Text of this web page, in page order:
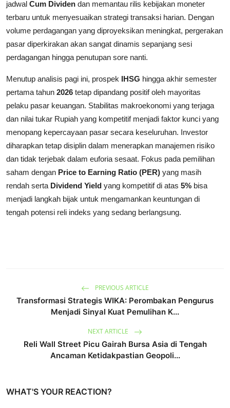
jadwal Cum Dividen dan memantau rilis kebijakan moneter
terbaru untuk menyesuaikan strategi transaksi harian. Dengan
volume perdagangan yang diproyeksikan meningkat, pergerakan
pasar diperkirakan akan sangat dinamis sepanjang sesi
perdagangan hingga penutupan sore nanti.
Menutup analisis pagi ini, prospek IHSG hingga akhir semester
pertama tahun 2026 tetap dipandang positif oleh mayoritas
pelaku pasar keuangan. Stabilitas makroekonomi yang terjaga
dan nilai tukar Rupiah yang kompetitif menjadi faktor kunci yang
menopang kepercayaan pasar secara keseluruhan. Investor
diharapkan tetap disiplin dalam menerapkan manajemen risiko
dan tidak terjebak dalam euforia sesaat. Fokus pada pemilihan
saham dengan Price to Earning Ratio (PER) yang masih
rendah serta Dividend Yield yang kompetitif di atas 5% bisa
menjadi langkah bijak untuk mengamankan keuntungan di
tengah potensi reli indeks yang sedang berlangsung.
PREVIOUS ARTICLE
Transformasi Strategis WIKA: Perombakan Pengurus
Menjadi Sinyal Kuat Pemulihan K...
NEXT ARTICLE
Reli Wall Street Picu Gairah Bursa Asia di Tengah
Ancaman Ketidakpastian Geopoli...
WHAT'S YOUR REACTION?